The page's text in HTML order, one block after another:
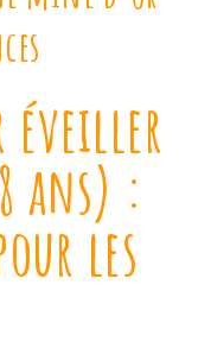
éveiller
ans) :
les